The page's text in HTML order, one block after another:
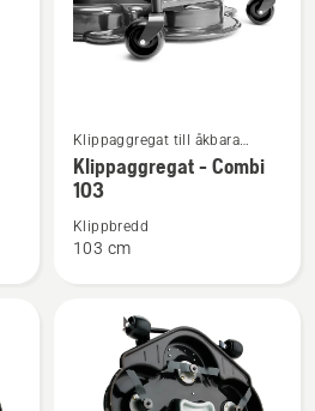
mer
information
Klippaggregat
Klippaggregat till åkbara
frontrotorklippare för
hemmabruk
Klippaggregat - Combi
103
Klippbredd
103 cm